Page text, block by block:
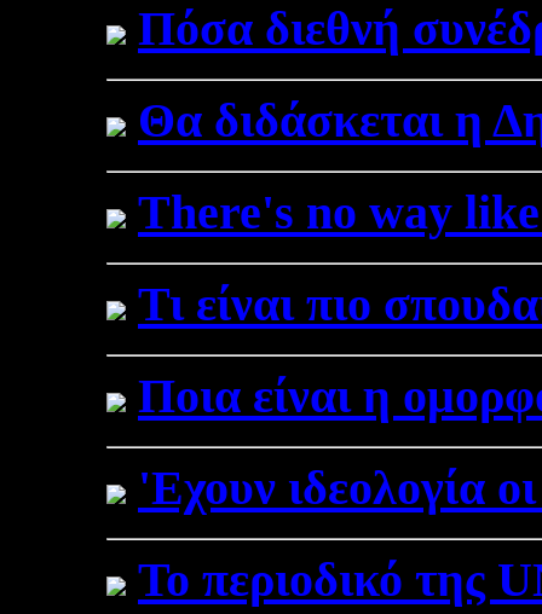
Πόσα διεθνή
Θα διδάσκεται η
There's no way
Τι είναι πιο
Ποια είναι η
'Εχουν ιδεολογία
Το περιοδικό της